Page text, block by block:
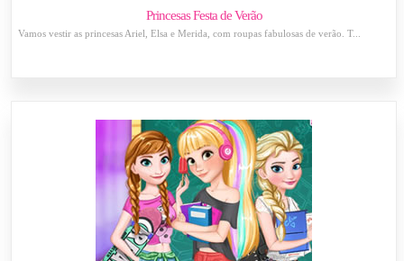
Princesas Festa de Verão
Vamos vestir as princesas Ariel, Elsa e Merida, com roupas fabulosas de verão. T...